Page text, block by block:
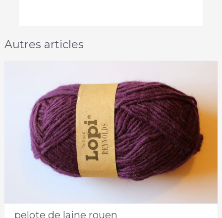
Autres articles
pelote de laine rouen